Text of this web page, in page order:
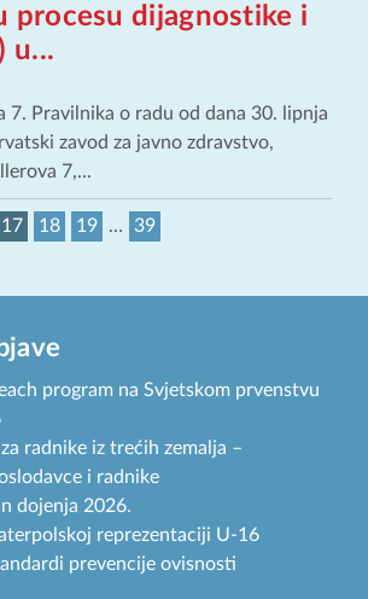
procesu dijagnostike i
u...
7. Pravilnika o radu od dana 30. lipnja
zavod za javno zdravstvo,
7,...
17 18 19 … 39
program na Svjetskom prvenstvu
radnike iz trećih zemalja –
i radnike
dojenja 2026.
reprezentaciji U-16
prevencije ovisnosti